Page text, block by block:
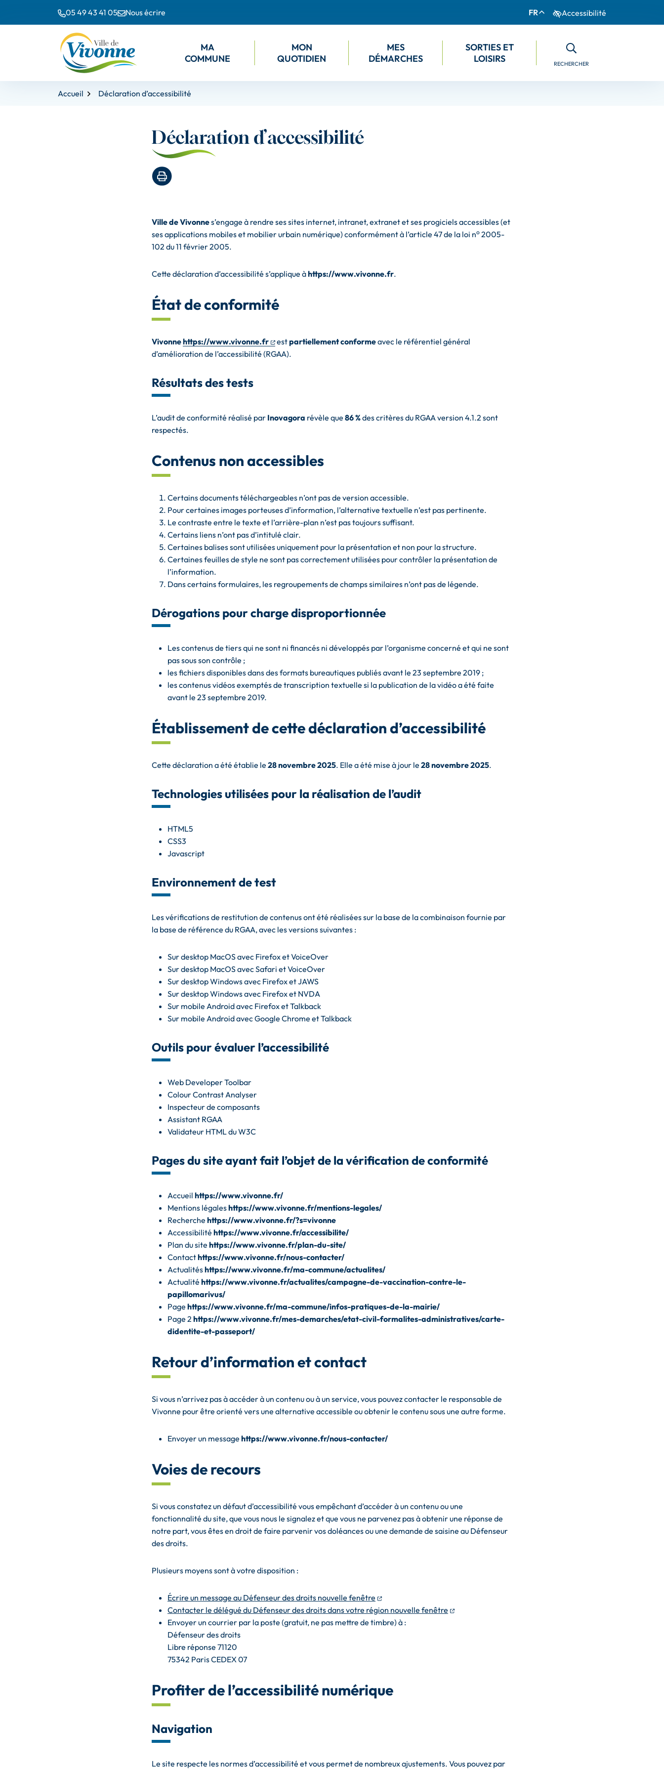
05 49 43 41 05 Nous écrire FR Accessibilité
MA
COMMUNE
MON
QUOTIDIEN
MES
DÉMARCHES
SORTIES ET
LOISIRS
RECHERCHER
Accueil Déclaration d’accessibilité
Déclaration d’accessibilité
Imprimer la page
Ville de Vivonnes’engage à rendre ses sites internet, intranet, extranet et ses progiciels accessibles (et
ses applications mobiles et mobilier urbain numérique) conformément à l’article 47 de la loi no 2005-
102 du 11 février 2005.
Cette déclaration d’accessibilité s’applique àhttps://www.vivonne.fr.
État de conformité
Vivonnehttps://www.vivonne.fr (ouverture dans un nouvel onglet)
estpartiellement conformeavec le référentiel général
d’amélioration de l’accessibilité (RGAA).
Résultats des tests
L’audit de conformité réalisé par Inovagora révèle que 86 %des critères du RGAA version 4.1.2 sont
respectés.
Contenus non accessibles
Certains documents téléchargeables n’ont pas de version accessible.
Pour certaines images porteuses d’information, l’alternative textuelle n’est pas pertinente.
Le contraste entre le texte et l’arrière-plan n’est pas toujours suffisant.
Certains liens n’ont pas d’intitulé clair.
Certaines balises sont utilisées uniquement pour la présentation et non pour la structure.
Certaines feuilles de style ne sont pas correctement utilisées pour contrôler la présentation de
l’information.
Dans certains formulaires, les regroupements de champs similaires n’ont pas de légende.
Dérogations pour charge disproportionnée
Les contenus de tiers qui ne sont ni financés ni développés par l’organisme concerné et qui ne sont
pas sous son contrôle ;
les fichiers disponibles dans des formats bureautiques publiés avant le 23 septembre 2019 ;
les contenus vidéos exemptés de transcription textuelle si la publication de la vidéo a été faite
avant le 23 septembre 2019.
Établissement de cette déclaration d’accessibilité
Cette déclaration a été établie le 28 novembre 2025. Elle a été mise à jour le 28 novembre 2025.
Technologies utilisées pour la réalisation de l’audit
HTML5
CSS3
Javascript
Environnement de test
Les vérifications de restitution de contenus ont été réalisées sur la base de la combinaison fournie par
la base de référence du RGAA, avec les versions suivantes :
Sur desktop MacOS avec Firefox et VoiceOver
Sur desktop MacOS avec Safari et VoiceOver
Sur desktop Windows avec Firefox et JAWS
Sur desktop Windows avec Firefox et NVDA
Sur mobile Android avec Firefox et Talkback
Sur mobile Android avec Google Chrome et Talkback
Outils pour évaluer l’accessibilité
Web Developer Toolbar
Colour Contrast Analyser
Inspecteur de composants
Assistant RGAA
Validateur HTML du W3C
Pages du site ayant fait l’objet de la vérification de conformité
Accueil https://www.vivonne.fr/
Mentions légaleshttps://www.vivonne.fr/mentions-legales/
Recherche https://www.vivonne.fr/?s=vivonne
Accessibilité https://www.vivonne.fr/accessibilite/
Plan du site https://www.vivonne.fr/plan-du-site/
Contacthttps://www.vivonne.fr/nous-contacter/
Actualitéshttps://www.vivonne.fr/ma-commune/actualites/
Actualité https://www.vivonne.fr/actualites/campagne-de-vaccination-contre-le-
papillomarivus/
Page https://www.vivonne.fr/ma-commune/infos-pratiques-de-la-mairie/
Page 2 https://www.vivonne.fr/mes-demarches/etat-civil-formalites-administratives/carte-
didentite-et-passeport/
Retour d’information et contact
Si vous n’arrivez pas à accéder à un contenu ou à un service, vous pouvez contacter le responsable de
Vivonne pour être orienté vers une alternative accessible ou obtenir le contenu sous une autre forme.
Envoyer un message https://www.vivonne.fr/nous-contacter/
Voies de recours
Si vous constatez un défaut d’accessibilité vous empêchant d’accéder à un contenu ou une
fonctionnalité du site, que vous nous le signalez et que vous ne parvenez pas à obtenir une réponse de
notre part, vous êtes en droit de faire parvenir vos doléances ou une demande de saisine au Défenseur
des droits.
Plusieurs moyens sont à votre disposition :
Écrire un message au Défenseur des droits nouvelle fenêtre
(ouverture dans un nouvel onglet)
Contacter le délégué du Défenseur des droits dans votre région nouvelle fenêtre
(ouverture dans un nouvel onglet)
Envoyer un courrier par la poste (gratuit, ne pas mettre de timbre) à :
Défenseur des droits
Libre réponse 71120
75342 Paris CEDEX 07
Profiter de l’accessibilité numérique
Navigation
Le site respecte les normes d’accessibilité et vous permet de nombreux ajustements. Vous pouvez par